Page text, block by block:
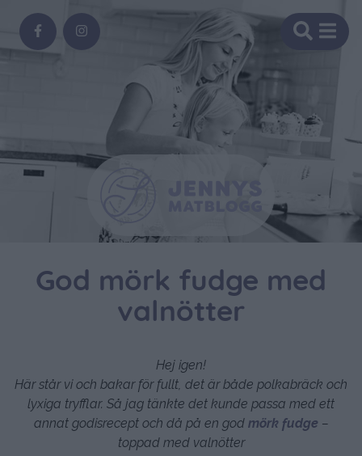
God mörk fudge med
valnötter
Hej igen!
Här står vi och bakar för fullt, det är både polkabräck och
lyxiga tryfflar. Så jag tänkte det kunde passa med ett
annat godisrecept och då på en god mörk fudge –
toppad med valnötter